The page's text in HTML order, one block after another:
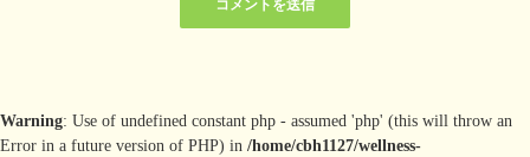
Warning: Use of undefined constant php - assumed 'php' (this will throw an
Error in a future version of PHP) in /home/cbh1127/wellness-